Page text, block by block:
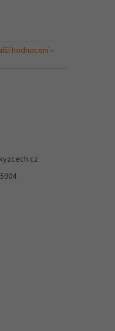
hodnocení